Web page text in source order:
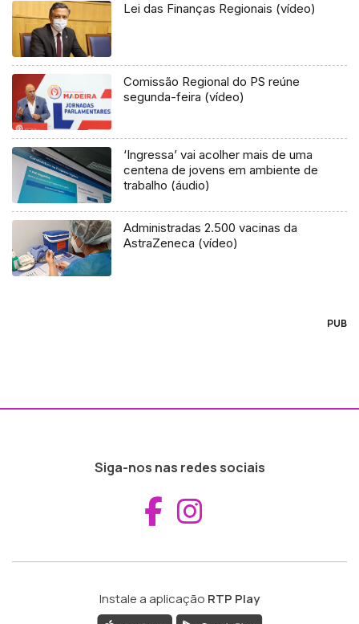
Lei das Finanças Regionais (vídeo)
Comissão Regional do PS reúne
segunda-feira (vídeo)
‘Ingressa’ vai acolher mais de uma
centena de jovens em ambiente de
trabalho (áudio)
Administradas 2.500 vacinas da
AstraZeneca (vídeo)
PUB
Siga-nos nas redes sociais
Aceder ao
Instale a aplicação RTP Play